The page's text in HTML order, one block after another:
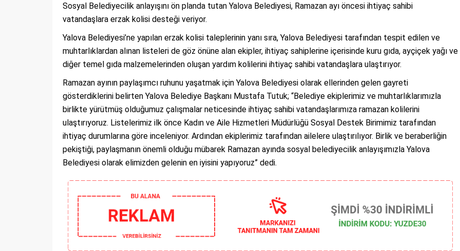
Sosyal Belediyecilik anlayışını ön planda tutan Yalova Belediyesi, Ramazan ayı öncesi ihtiyaç sahibi
vatandaşlara erzak kolisi desteği veriyor.
Yalova Belediyesi’ne yapılan erzak kolisi taleplerinin yanı sıra, Yalova Belediyesi tarafından tespit edilen ve
muhtarlıklardan alınan listeleri de göz önüne alan ekipler, ihtiyaç sahiplerine içerisinde kuru gıda, ayçiçek yağı ve
diğer temel gıda malzemelerinden oluşan yardım kolilerini ihtiyaç sahibi vatandaşlara ulaştırıyor.
Ramazan ayının paylaşımcı ruhunu yaşatmak için Yalova Belediyesi olarak ellerinden gelen gayreti
gösterdiklerini belirten Yalova Belediye Başkanı Mustafa Tutuk; “Belediye ekiplerimiz ve muhtarlıklarımızla
birlikte yürütmüş olduğumuz çalışmalar neticesinde ihtiyaç sahibi vatandaşlarımıza ramazan kolilerini
ulaştırıyoruz. Listelerimiz ilk önce Kadın ve Aile Hizmetleri Müdürlüğü Sosyal Destek Birimimiz tarafından
ihtiyaç durumlarına göre inceleniyor. Ardından ekiplerimiz tarafından ailelere ulaştırılıyor. Birlik ve beraberliğin
pekiştiği, paylaşmanın önemli olduğu mübarek Ramazan ayında sosyal belediyecilik anlayışımızla Yalova
Belediyesi olarak elimizden gelenin en iyisini yapıyoruz” dedi.